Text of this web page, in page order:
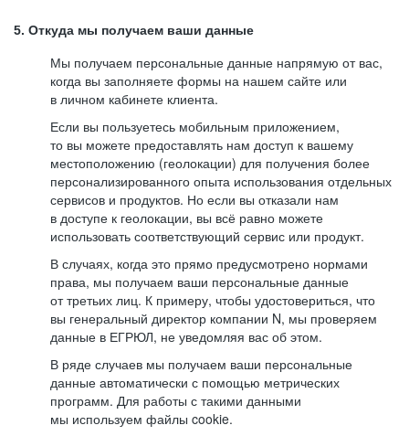
5. Откуда мы получаем ваши данные
Мы получаем персональные данные напрямую от вас,
когда вы заполняете формы на нашем сайте или
в личном кабинете клиента.
Если вы пользуетесь мобильным приложением,
то вы можете предоставлять нам доступ к вашему
местоположению (геолокации) для получения более
персонализированного опыта использования отдельных
сервисов и продуктов. Но если вы отказали нам
в доступе к геолокации, вы всё равно можете
использовать соответствующий сервис или продукт.
В случаях, когда это прямо предусмотрено нормами
права, мы получаем ваши персональные данные
от третьих лиц. К примеру, чтобы удостовериться, что
вы генеральный директор компании N, мы проверяем
данные в ЕГРЮЛ, не уведомляя вас об этом.
В ряде случаев мы получаем ваши персональные
данные автоматически с помощью метрических
программ. Для работы с такими данными
мы используем файлы cookie.